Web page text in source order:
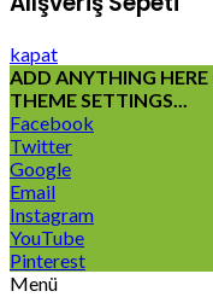
kapat
ADD ANYTHING
THEME SETTINGS...
Facebook
Twitter
Google
Email
Instagram
YouTube
Pinterest
Menü